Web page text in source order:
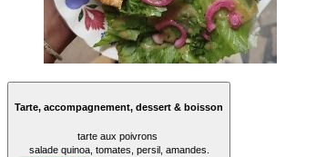
Tarte, accompagnement, dessert & boisson
tarte aux poivrons
salade quinoa, tomates, persil, amandes.